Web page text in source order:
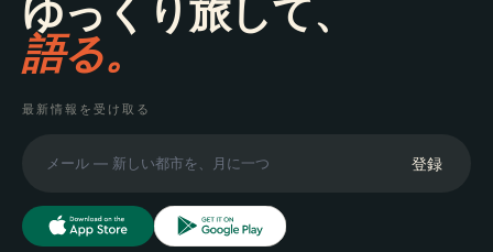
ゆっくり旅して、
語る。
最新情報を受け取る
登録